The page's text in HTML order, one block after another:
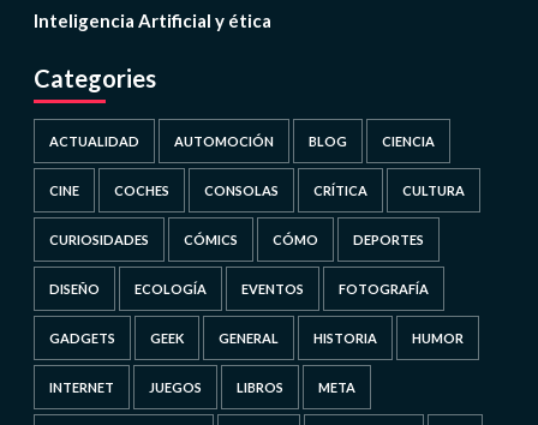
Inteligencia Artificial y ética
Categories
ACTUALIDAD AUTOMOCIÓN BLOG CIENCIA
CINE COCHES CONSOLAS CRÍTICA CULTURA
CURIOSIDADES CÓMICS CÓMO DEPORTES
DISEÑO ECOLOGÍA EVENTOS FOTOGRAFÍA
GADGETS GEEK GENERAL HISTORIA HUMOR
INTERNET JUEGOS LIBROS META